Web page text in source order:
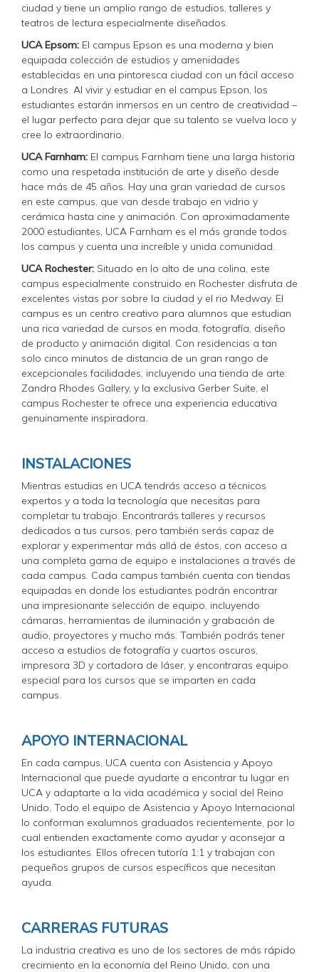
ciudad y tiene un amplio rango de estudios, talleres y
teatros de lectura especialmente diseñados.
UCA Epsom: El campus Epson es una moderna y bien
equipada colección de estudios y amenidades
establecidas en una pintoresca ciudad con un fácil acceso
a Londres. Al vivir y estudiar en el campus Epson, los
estudiantes estarán inmersos en un centro de creatividad –
el lugar perfecto para dejar que su talento se vuelva loco y
cree lo extraordinario.
UCA Farnham: El campus Farnham tiene una larga historia
como una respetada institución de arte y diseño desde
hace más de 45 años. Hay una gran variedad de cursos
en este campus, que van desde trabajo en vidrio y
cerámica hasta cine y animación. Con aproximadamente
2000 estudiantes, UCA Farnham es el más grande todos
los campus y cuenta una increíble y unida comunidad.
UCA Rochester: Situado en lo alto de una colina, este
campus especialmente construido en Rochester disfruta de
excelentes vistas por sobre la ciudad y el rio Medway. El
campus es un centro creativo para alumnos que estudian
una rica variedad de cursos en moda, fotografía, diseño
de producto y animación digital. Con residencias a tan
solo cinco minutos de distancia de un gran rango de
excepcionales facilidades, incluyendo una tienda de arte:
Zandra Rhodes Gallery, y la exclusiva Gerber Suite, el
campus Rochester te ofrece una experiencia educativa
genuinamente inspiradora.
INSTALACIONES
Mientras estudias en UCA tendrás acceso a técnicos
expertos y a toda la tecnología que necesitas para
completar tu trabajo. Encontrarás talleres y recursos
dedicados a tus cursos, pero también serás capaz de
explorar y experimentar más allá de éstos, con acceso a
una completa gama de equipo e instalaciones a través de
cada campus. Cada campus también cuenta con tiendas
equipadas en donde los estudiantes podrán encontrar
una impresionante selección de equipo, incluyendo
cámaras, herramientas de iluminación y grabación de
audio, proyectores y mucho más. También podrás tener
acceso a estudios de fotografía y cuartos oscuros,
impresora 3D y cortadora de láser, y encontraras equipo
especial para los cursos que se imparten en cada
campus.
APOYO INTERNACIONAL
En cada campus, UCA cuenta con Asistencia y Apoyo
Internacional que puede ayudarte a encontrar tu lugar en
UCA y adaptarte a la vida académica y social del Reino
Unido. Todo el equipo de Asistencia y Apoyo Internacional
lo conforman exalumnos graduados recientemente, por lo
cual entienden exactamente como ayudar y aconsejar a
los estudiantes. Ellos ofrecen tutoría 1:1 y trabajan con
pequeños grupos de cursos específicos que necesitan
ayuda.
CARRERAS FUTURAS
La industria creativa es uno de los sectores de más rápido
crecimiento en la economía del Reino Unido, con una